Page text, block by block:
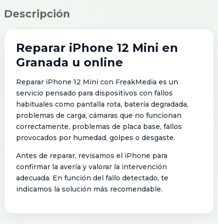
Descripción
Reparar iPhone 12 Mini en
Granada u online
Reparar iPhone 12 Mini con FreakMedia es un
servicio pensado para dispositivos con fallos
habituales como pantalla rota, batería degradada,
problemas de carga, cámaras que no funcionan
correctamente, problemas de placa base, fallos
provocados por humedad, golpes o desgaste.
Antes de reparar, revisamos el iPhone para
confirmar la avería y valorar la intervención
adecuada. En función del fallo detectado, te
indicamos la solución más recomendable.